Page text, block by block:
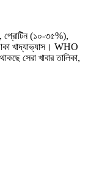
প্রোটিন (১০-৩৫%),
খাদ্যাভ্যাস। WHO
সেরা খাবার তালিকা,